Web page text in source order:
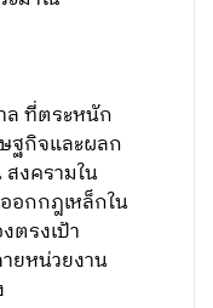
ล ที่ตระหนัก
ฐกิจและผลก
งครามใน
อกกฎเหล็กใน
ตรงเป้า
ยหน่วยงาน